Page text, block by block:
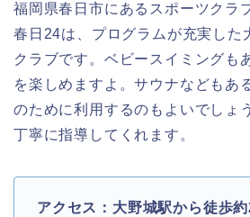
福岡県春日市にあるスポーツクラ
春日24は、プログラムが充実した
クラブです。ベビースイミングも
を楽しめますよ。サウナなどもあ
のために利用するのもよいでしょ
丁寧に指導してくれます。
アクセス：大野城駅から徒歩